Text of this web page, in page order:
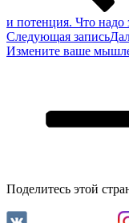
и потенция. Что надо
Следующая запись
Измените ваше
Поделитесь этой